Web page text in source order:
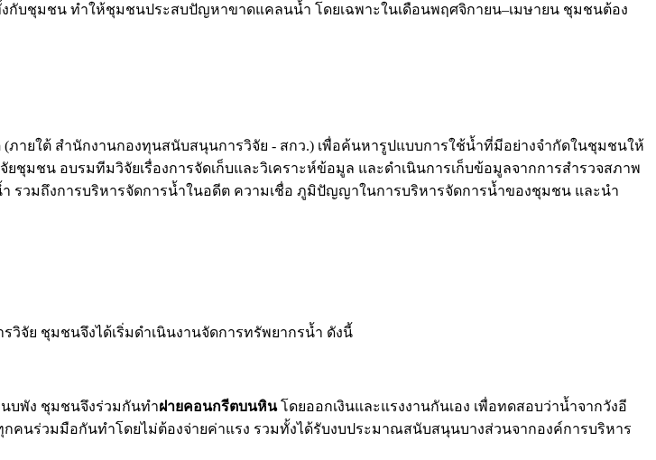
บชุมชน ทำให้ชุมชนประสบปัญหาขาดแคลนน้ำ โดยเฉพาะในเดือนพฤศจิกายน–เมษายน ชุมชนต้อง
ายใต้ สำนักงานกองทุนสนับสนุนการวิจัย - สกว.) เพื่อค้นหารูปแบบการใช้น้ำที่มีอย่างจำกัดในชุมชนให้
ชุมชน อบรมทีมวิจัยเรื่องการจัดเก็บและวิเคราะห์ข้อมูล และดำเนินการเก็บข้อมูลจากการสำรวจสภาพ
มถึงการบริหารจัดการน้ำในอดีต ความเชื่อ ภูมิปัญญาในการบริหารจัดการน้ำของชุมชน และนำ
จัย ชุมชนจึงได้เริ่มดำเนินงานจัดการทรัพยากรน้ำ ดังนี้
บพัง ชุมชนจึงร่วมกันทำฝายคอนกรีตบนหินโดยออกเงินและแรงงานกันเอง เพื่อทดสอบว่าน้ำจากวังอี
คนร่วมมือกันทำโดยไม่ต้องจ่ายค่าแรง รวมทั้งได้รับงบประมาณสนับสนุนบางส่วนจากองค์การบริหาร